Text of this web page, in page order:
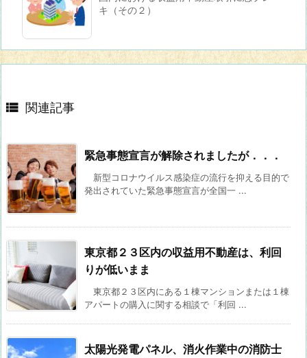
キ（その２）
 関連記事
緊急事態宣言が解除されましたが．．．
新型コロナウイルス感染症の流行を抑える目的で
発出されていた緊急事態宣言が全国一 ...
東京都２３区内の収益用不動産は、利回
りが低いまま
東京都２３区内にある１棟マンションまたは１棟
アパートの購入に関する相談で「利回 ...
太陽光発電パネル、消火作業中の消防士